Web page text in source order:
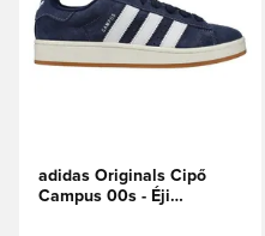
adidas Originals Cipő
Campus 00s - Éji